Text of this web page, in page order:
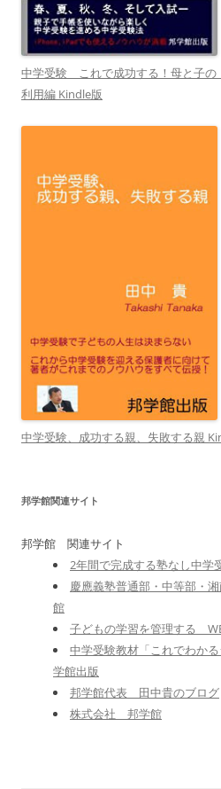
中学受験 これで成功する！母と子の
利用編 Kindle版
中学受験、成功する親、失敗する親
邦学館関連サイト
邦学館 関連サイト
2年間で完成する塾なし中
慶應義塾普通部・中等部・
館
子どもの学習を管理する
中学受験教材「これでわか
学館出版
邦学館代表 田中貴のブログ
株式会社 邦学館